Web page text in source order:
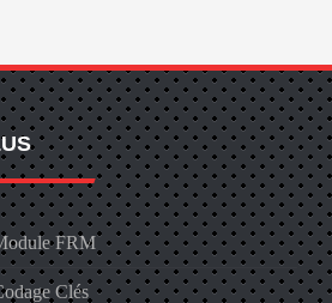
FRM
Clés